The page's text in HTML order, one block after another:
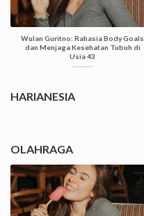
Wulan Guritno: Rahasia Body Goals
dan Menjaga Kesehatan Tubuh di
Usia 43
HARIANESIA
OLAHRAGA